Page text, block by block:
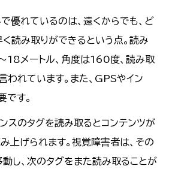
優れているのは、遠くからでも、ど
読み取りができるという点。読み
18メートル、角度は160度、読み取
れています。また、GPSやイン
です。
スのタグを読み取るとコンテンツが
上げられます。視覚障害者は、その
し、次のタグをまた読み取ることが